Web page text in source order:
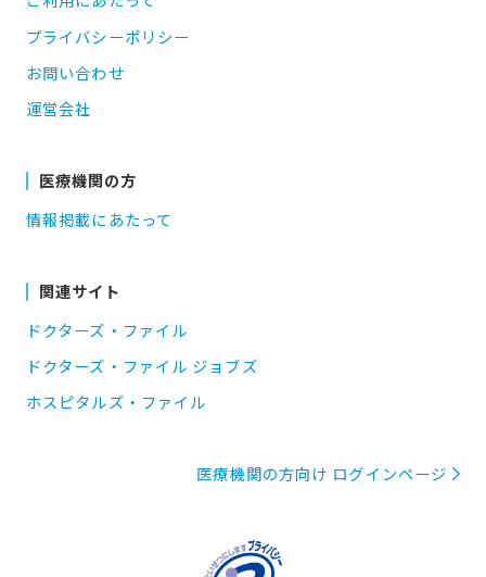
プライバシーポリシー
お問い合わせ
運営会社
医療機関の方
情報掲載にあたって
関連サイト
ドクターズ・ファイル
ドクターズ・ファイル ジョブズ
ホスピタルズ・ファイル
医療機関の方向け ログインページ